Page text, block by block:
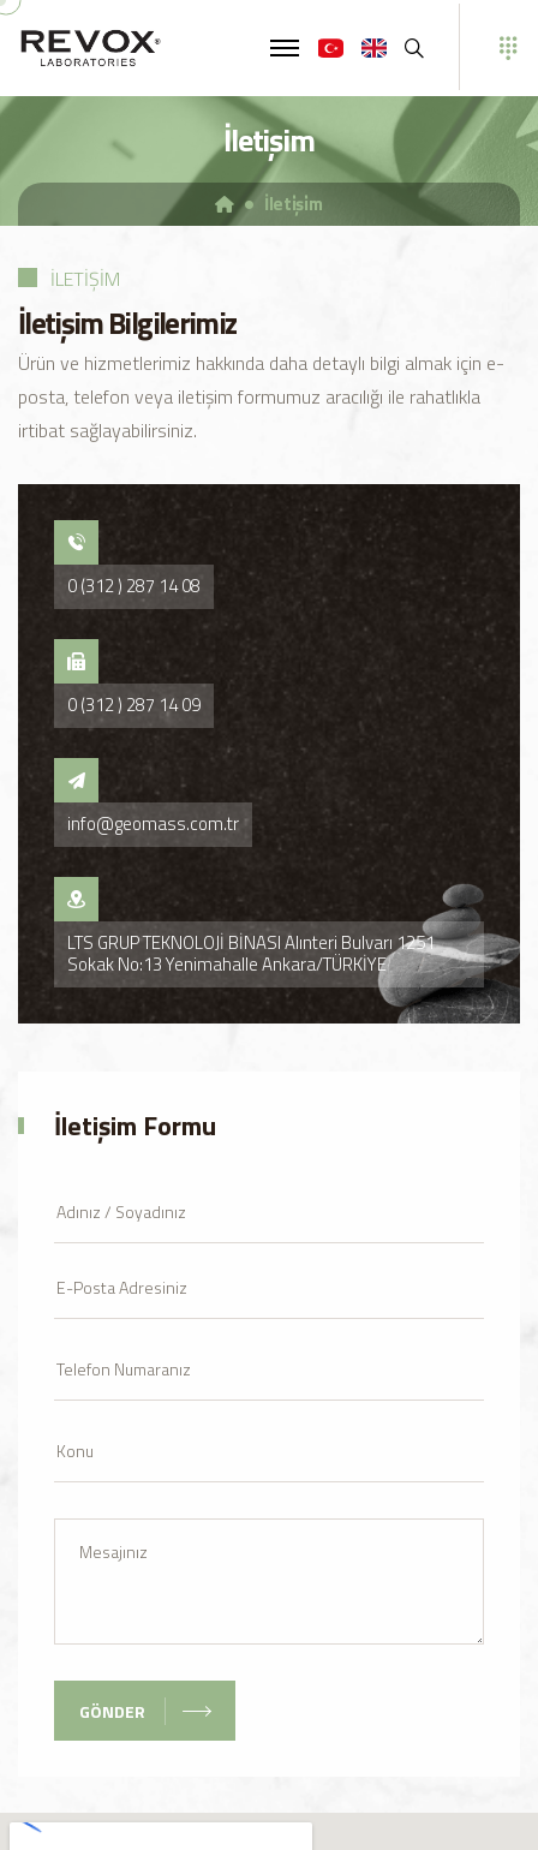
Ara
İletişim
İleti̇şi̇m
İLETIŞIM
İletişim Bilgilerimiz
Ürün ve hizmetlerimiz hakkında daha detaylı bilgi almak için e-
posta, telefon veya iletişim formumuz aracılığı ile rahatlıkla
irtibat sağlayabilirsiniz.
0 (312 ) 287 14 08
0 (312 ) 287 14 09
info@geomass.com.tr
LTS GRUP TEKNOLOJİ BİNASI Alınteri Bulvarı 1251
Sokak No:13 Yenimahalle Ankara/TÜRKİYE
İletişim Formu
GÖNDER